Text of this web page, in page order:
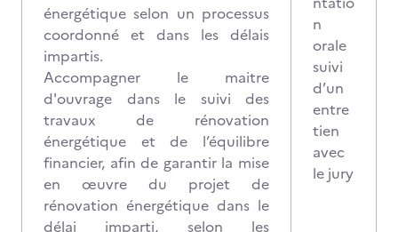
énergétique selon un processus
coordonné et dans les délais
impartis.
Accompagner le maitre
d'ouvrage dans le suivi des
travaux de rénovation
énergétique et de l’équilibre
financier, afin de garantir la mise
en œuvre du projet de
rénovation énergétique dans le
délai imparti, selon les
n
orale
suivi
d’un
entre
tien
avec
le jury